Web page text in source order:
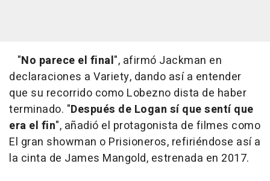
"No parece el final", afirmó Jackman en
declaraciones a Variety, dando así a entender
que su recorrido como Lobezno dista de haber
terminado. "Después de Logan sí que sentí que
era el fin", añadió el protagonista de filmes como
El gran showman o Prisioneros, refiriéndose así a
la cinta de James Mangold, estrenada en 2017.